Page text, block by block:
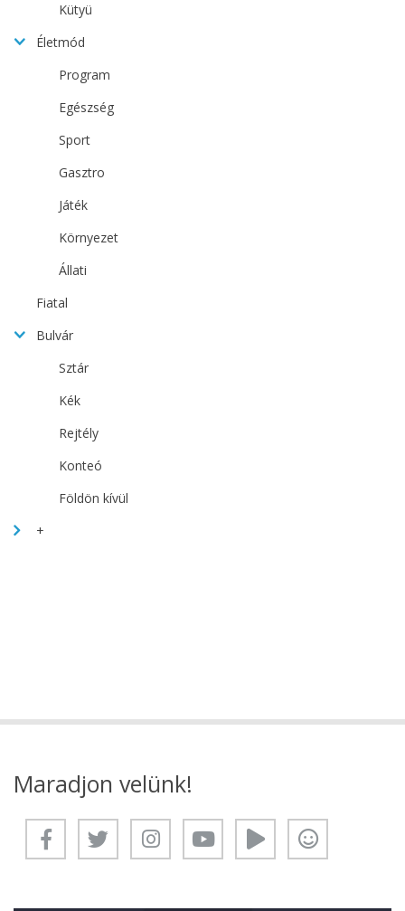
Kütyü
Életmód
Program
Egészség
Sport
Gasztro
Játék
Környezet
Állati
Fiatal
Bulvár
Sztár
Kék
Rejtély
Konteó
Földön kívül
+
Maradjon velünk!